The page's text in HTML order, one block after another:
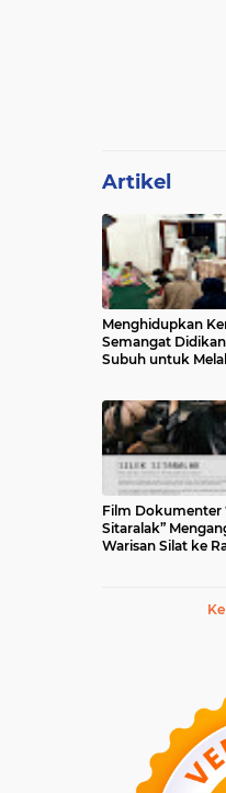
Artikel
Menghidupkan
Semangat Didikan
Subuh untuk
Film Dokumenter
Sitaralak”
Warisan Silat ke